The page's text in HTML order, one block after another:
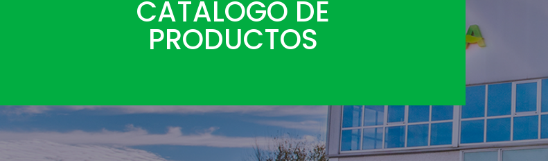
CATÁLOGO DE
PRODUCTOS